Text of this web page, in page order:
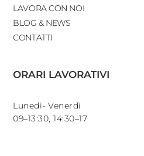
LAVORA CON NOI
BLOG & NEWS
CONTATTI
ORARI LAVORATIVI
Lunedì- Venerdì
09–13:30, 14:30–17